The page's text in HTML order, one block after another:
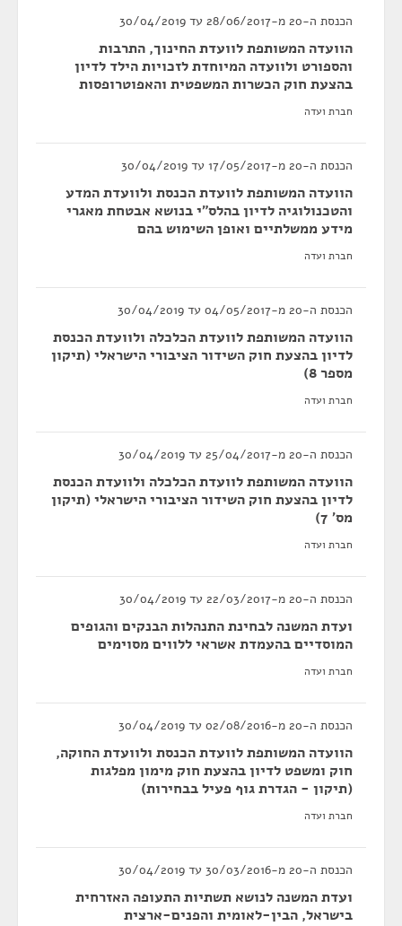
הכנסת ה-20 מ-28/06/2017 עד 30/04/2019
הוועדה המשותפת לוועדת החינוך, התרבות
והספורט ולוועדה המיוחדת לזכויות הילד לדיון
בהצעת חוק הכשרות המשפטית והאפוטרופסות
חברת ועדה
הכנסת ה-20 מ-17/05/2017 עד 30/04/2019
הוועדה המשותפת לוועדת הכנסת ולוועדת המדע
והטכנולוגיה לדיון בהלס"י בנושא אבטחת מאגרי
מידע ממשלתיים ואופן השימוש בהם
חברת ועדה
הכנסת ה-20 מ-04/05/2017 עד 30/04/2019
הוועדה המשותפת לוועדת הכלכלה ולוועדת הכנסת
לדיון בהצעת חוק השידור הציבורי הישראלי (תיקון
מספר 8)
חברת ועדה
הכנסת ה-20 מ-25/04/2017 עד 30/04/2019
הוועדה המשותפת לוועדת הכלכלה ולוועדת הכנסת
לדיון בהצעת חוק השידור הציבורי הישראלי (תיקון
מס' 7)
חברת ועדה
הכנסת ה-20 מ-22/03/2017 עד 30/04/2019
ועדת המשנה לבחינת התנהלות הבנקים והגופים
המוסדיים בהעמדת אשראי ללווים מסוימים
חברת ועדה
הכנסת ה-20 מ-02/08/2016 עד 30/04/2019
הוועדה המשותפת לוועדת הכנסת ולוועדת החוקה,
חוק ומשפט לדיון בהצעת חוק מימון מפלגות
(תיקון - הגדרת גוף פעיל בבחירות)
חברת ועדה
הכנסת ה-20 מ-30/03/2016 עד 30/04/2019
ועדת המשנה לנושא תשתיות התעופה האזרחית
בישראל, הבין-לאומית והפנים-ארצית